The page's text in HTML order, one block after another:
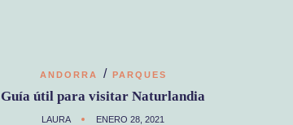
ANDORRA / PARQUES
Guía útil para visitar Naturlandia
LAURA ENERO 28, 2021